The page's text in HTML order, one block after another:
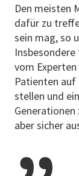
Den meisten
dafür zu
sein mag, so
vom
Patienten auf
stellen und
aber sicher